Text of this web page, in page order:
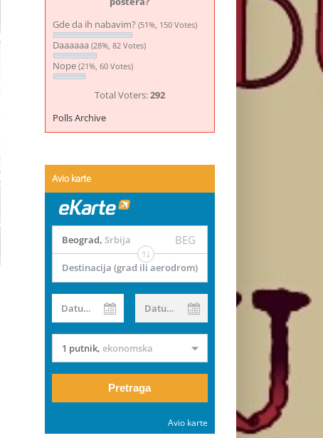
Gde da ih nabavim? (51%, 150 Votes)
Daaaaaa (28%, 82 Votes)
Nope (21%, 60 Votes)
Total Voters:292
Polls Archive
Avio karte
Beograd, Srbija BEG
Destinacija (grad ili aerodrom)
Datum od Datum do
1 putnik, ekonomska
Pretraga
Avio karte